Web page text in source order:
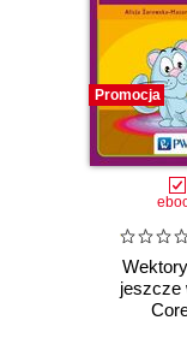
Promocja
jeszcze